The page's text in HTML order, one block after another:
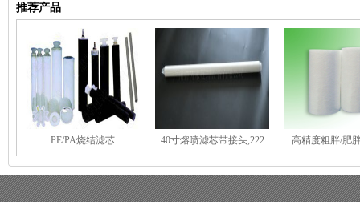
推荐产品
PE/PA烧结滤芯 40寸熔喷滤芯带接头,222 高精度粗胖/肥